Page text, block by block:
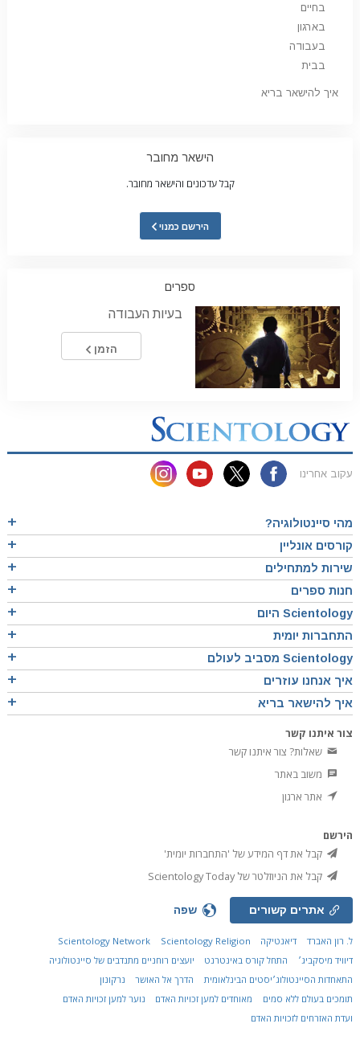
בחיים
בארגון
בעבודה
בבית
איך להישאר בריא
הישאר מחובר
קבל עדכונים והישאר מחובר.
הירשם כמנוי
ספרים
בעיות העבודה
הזמן
עקוב אחרינו
מהי סיינטולוגיה?
קורסים אונליין
שירות למתחילים
חנות ספרים
Scientology היום
התחברות יומית
Scientology מסביב לעולם
איך אנחנו עוזרים
איך להישאר בריא
צור איתנו קשר
שאלות? צור איתנו קשר
משוב באתר
אתר ארגון
הירשם
קבל את דף המידע של 'התחברות יומית'
קבל את הניוזלטר של Scientology Today
אתרים קשורים שפה
ל. רון האברד דיאנטיקה Scientology Network
Scientology Religion
דיוויד מיסקביג׳
התחל קורס באינטרנט
יועצים רוחניים מתנדבים של סיינטולוגיה
התאחדות הסיינטולוג׳יסטים הבינלאומית
הדרך אל האושר
נרקונון
תומכים בעולם ללא סמים
מאוחדים למען זכויות האדם
נוער למען זכויות האדם
ועדת האזרחים לזכויות האדם